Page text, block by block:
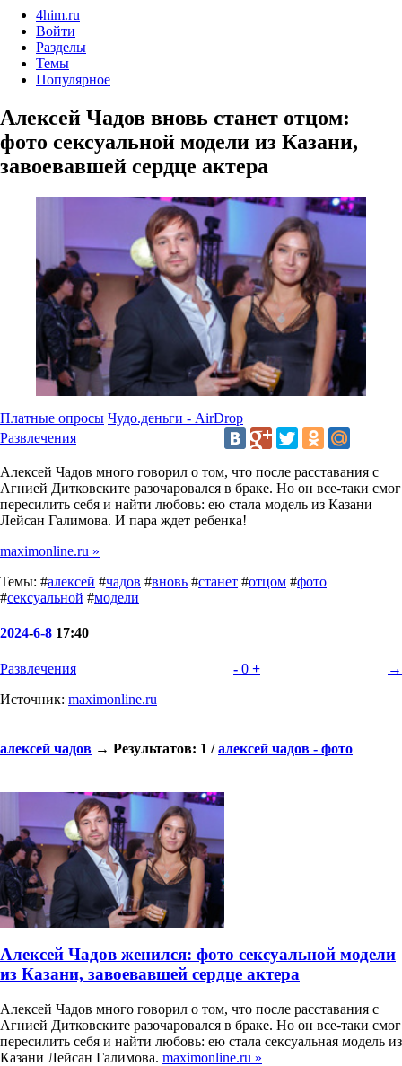
4him.ru
Войти
Разделы
Темы
Популярное
Алексей Чадов вновь станет отцом:
фото сексуальной модели из Казани,
завоевавшей сердце актера
Платные опросы Чудо.деньги - AirDrop
Развлечения
Алексей Чадов много говорил о том, что после расставания с
Агнией Дитковските разочаровался в браке. Но он все-таки смог
пересилить себя и найти любовь: ею стала модель из Казани
Лейсан Галимова. И пара ждет ребенка!
maximonline.ru »
Темы: #алексей #чадов #вновь #станет #отцом #фото
#сексуальной #модели
2024-6-8 17:40
Развлечения - 0 +
→
Источник: maximonline.ru
алексей чадов → Результатов: 1 /алексей чадов - фото
Алексей Чадов женился: фото сексуальной модели
из Казани, завоевавшей сердце актера
Алексей Чадов много говорил о том, что после расставания с
Агнией Дитковските разочаровался в браке. Но он все-таки смог
пересилить себя и найти любовь: ею стала сексуальная модель из
Казани Лейсан Галимова. maximonline.ru »